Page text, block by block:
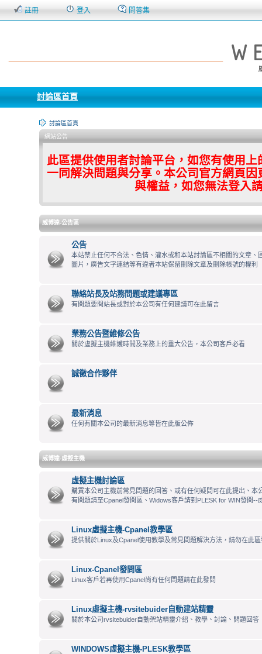
註冊 登入 問答集
討論區首頁
討論區首頁
網站公告
此區提供使用者討論平台，如您有使用
一同解決問題與分享。本公司官方網頁
與權益，如您無法登入
威博達-公告區
公告
本站禁止任何不合法、色情、灌水或和本站討論區不相關的文章、
圖片，廣告文字連結等有違者本站保留刪除文章及刪除帳號的權利
聯絡站長及站務問題或建議專區
有問題要問站長或對於本公司有任何建議可在此留言
業務公告暨維修公告
關於虛擬主機維護時間及業務上的重大公告，本公司客戶必看
誠徵合作夥伴
最新消息
任何有關本公司的最新消息等皆在此版公佈
威博達-虛擬主機
虛擬主機討論區
購買本公司主機前常見問題的回答、或有任何疑問可在此提出、本
有問題請至Cpanel發問區、Widows客戶請到PLESK for WIN發問--
Linux虛擬主機-Cpanel教學區
提供關於Linux及Cpanel使用教學及常見問題解決方法，請勿在此
Linux-Cpanel發問區
Linux客戶若再使用Cpanel尚有任何問題請在此發問
Linux虛擬主機-rvsitebuider自動建站精靈
關於本公司rvsitebuider自動架站精靈介紹、教學、討論、問題回答
WINDOWS虛擬主機-PLESK教學區